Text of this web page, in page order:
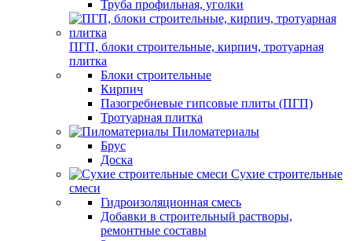
Труба профильная, уголки
ПГП, блоки строительные, кирпич, тротуарная
плитка
Блоки строительные
Кирпич
Пазогребневые гипсовые плиты (ПГП)
Тротуарная плитка
Пиломатериалы
Брус
Доска
Сухие строительные
смеси
Гидроизоляционная смесь
Добавки в строительный растворы,
ремонтные составы